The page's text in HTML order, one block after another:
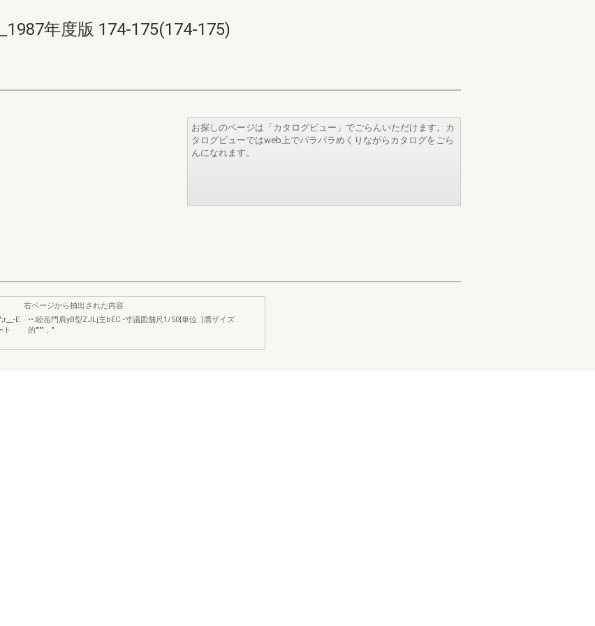
年度版 174-175(174-175)
お探しのページは「カタログビュー」でごらんいただけます。カ
タログビューではweb上でパラパラめくりながらカタログをごら
んになれます。
E
ト
右ページから抽出された内容
••.睦岳門肩yB型ZJLj主bEC:-寸議図舗尺1/50{単位..)贋ザイズ
的"'""，"